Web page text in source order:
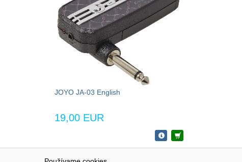
JOYO JA-03 English
19,00 EUR